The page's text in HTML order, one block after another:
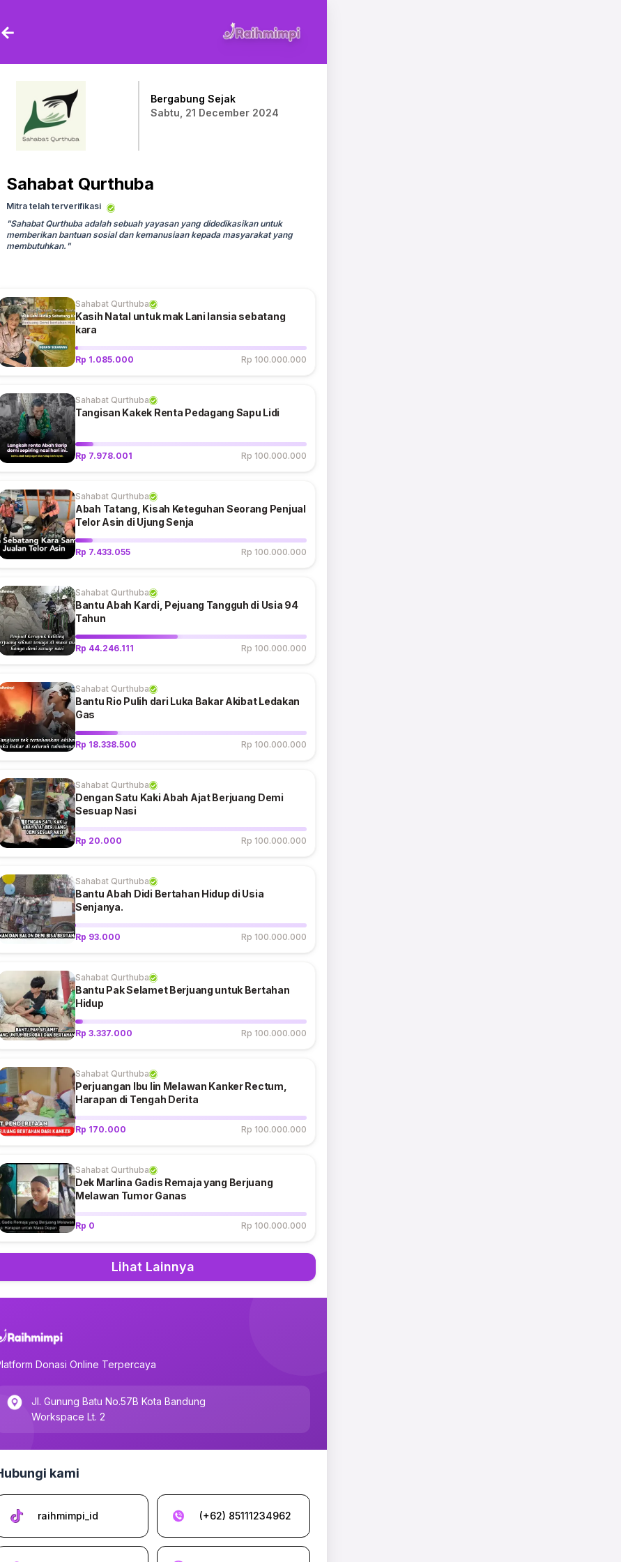
Bergabung Sejak
Sabtu, 21 December 2024
Sahabat Qurthuba
Mitra telah terverifikasi
"Sahabat Qurthuba adalah sebuah yayasan yang didedikasikan untuk
memberikan bantuan sosial dan kemanusiaan kepada masyarakat yang
membutuhkan. "
Sahabat Qurthuba
Kasih Natal untuk mak Lani lansia sebatang
kara
Rp 1.085.000 Rp 100.000.000
Sahabat Qurthuba
Tangisan Kakek Renta Pedagang Sapu Lidi
Rp 7.978.001 Rp 100.000.000
Sahabat Qurthuba
Abah Tatang, Kisah Keteguhan Seorang Penjual
Telor Asin di Ujung Senja
Rp 7.433.055 Rp 100.000.000
Sahabat Qurthuba
Bantu Abah Kardi, Pejuang Tangguh di Usia 94
Tahun
Rp 44.246.111 Rp 100.000.000
Sahabat Qurthuba
Bantu Rio Pulih dari Luka Bakar Akibat Ledakan
Gas
Rp 18.338.500 Rp 100.000.000
Sahabat Qurthuba
Dengan Satu Kaki Abah Ajat Berjuang Demi
Sesuap Nasi
Rp 20.000 Rp 100.000.000
Sahabat Qurthuba
Bantu Abah Didi Bertahan Hidup di Usia
Senjanya.
Rp 93.000 Rp 100.000.000
Sahabat Qurthuba
Bantu Pak Selamet Berjuang untuk Bertahan
Hidup
Rp 3.337.000 Rp 100.000.000
Sahabat Qurthuba
Perjuangan Ibu Iin Melawan Kanker Rectum,
Harapan di Tengah Derita
Rp 170.000 Rp 100.000.000
Sahabat Qurthuba
Dek Marlina Gadis Remaja yang Berjuang
Melawan Tumor Ganas
Rp 0 Rp 100.000.000
Lihat Lainnya
Donasi Online Terpercaya
Jl. Gunung Batu No.57B Kota Bandung
Workspace Lt. 2
kami
raihmimpi_id (+62) 85111234962